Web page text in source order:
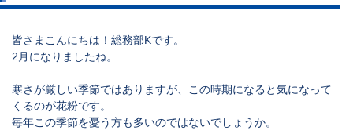
皆さまこんにちは！総務部Kです。
2月になりましたね。
寒さが厳しい季節ではありますが、この時期になると気になって
くるのが花粉です。
毎年この季節を憂う方も多いのではないでしょうか。